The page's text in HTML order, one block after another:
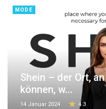
MODE
Shein – der Ort,
können, w...
14 Januar 2024 4.3